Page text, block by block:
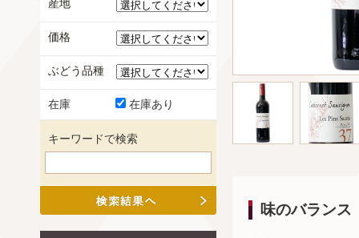
味のバランス
産地
価格
ぶどう品種
在庫 在庫あり
キーワードで検索